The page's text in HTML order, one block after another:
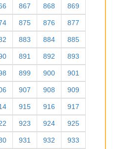
867 868 869
875 876 877
883 884 885
891 892 893
899 900 901
907 908 909
915 916 917
923 924 925
931 932 933